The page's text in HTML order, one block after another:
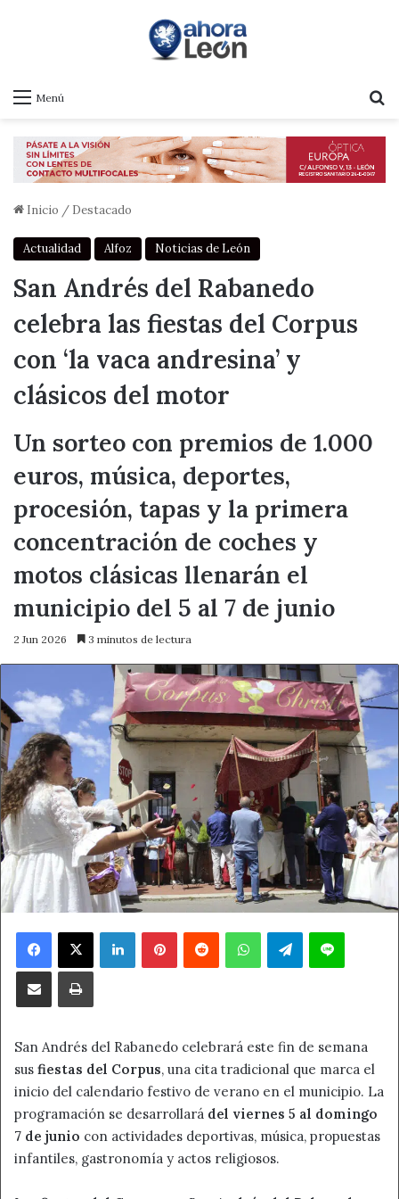
Menú
Inicio / Destacado
Actualidad Alfoz Noticias de León
San Andrés del Rabanedo
celebra las fiestas del Corpus
con ‘la vaca andresina’ y
clásicos del motor
Un sorteo con premios de 1.000
euros, música, deportes,
procesión, tapas y la primera
concentración de coches y
motos clásicas llenarán el
municipio del 5 al 7 de junio
2 Jun 2026 3 minutos de lectura
Facebook
X LinkedInPinterestReddit WhatsAppTelegramLine
Compartir por correo electrónicoImprimir
San Andrés del Rabanedo celebrará este fin de semana
sus fiestas del Corpus, una cita tradicional que marca el
inicio del calendario festivo de verano en el municipio. La
programación se desarrollará del viernes 5 al domingo
7 de junio con actividades deportivas, música, propuestas
infantiles, gastronomía y actos religiosos.